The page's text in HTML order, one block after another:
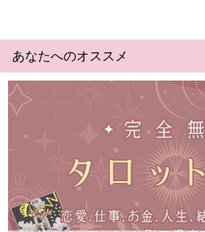
あなたへのオススメ